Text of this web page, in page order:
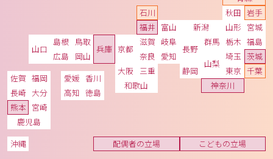
岩手
宮城
秋田
山形
福島
茨城
栃木
群馬
埼玉
千葉
東京
神奈川
新潟
富山
石川
福井
山梨
長野
岐阜
静岡
愛知
三重
滋賀
京都
大阪
兵庫
奈良
和歌山
鳥取
島根
岡山
広島
山口
徳島
香川
愛媛
高知
福岡
佐賀
長崎
熊本
大分
宮崎
鹿児島
沖縄
こどもの立場
配偶者の立場